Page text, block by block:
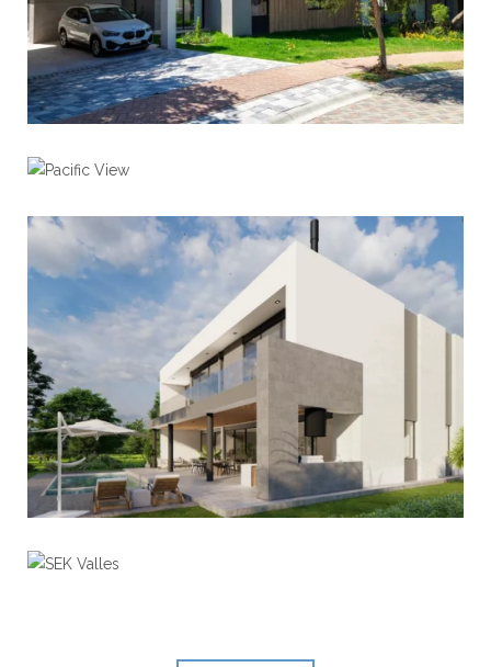
View portfolio: Pacific View
Pacific View
View portfolio: Punta Cana
Punta Cana
View portfolio: SEK Valles
SEK Valles